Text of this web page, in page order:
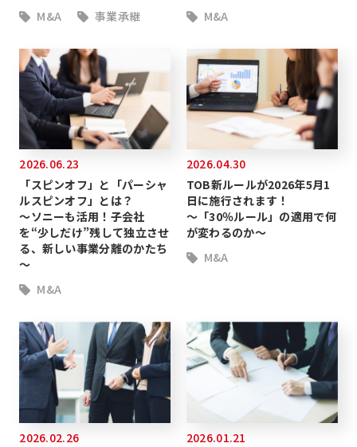
M&A
事業承継
M&A
2026.06.23
「スピンオフ」と「パーシャ
ルスピンオフ」とは？
～ソニーも活用！子会社
を“少しだけ”残して独立させ
る、新しい事業分離のかたち
～
M&A
2026.04.30
TOB新ルールが2026年5月1
日に施行されます！
～「30％ルール」の適用で何
が変わるのか～
M&A
2026.02.26
2026.01.21